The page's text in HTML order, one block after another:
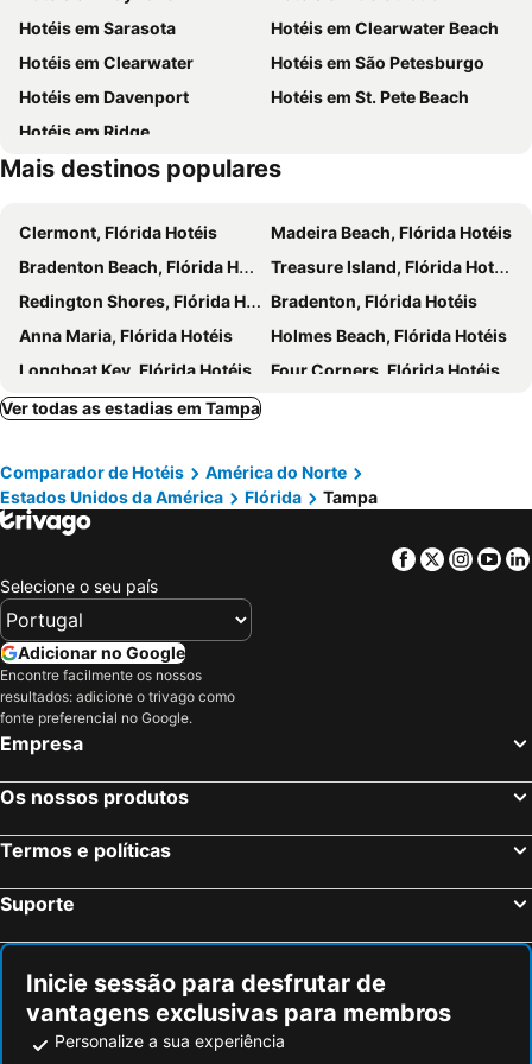
Holiday Inn Express & Suites Tampa-i-75 @ Bruce B. Downs By Ihg
Econo Lodge Airport - RJ Stadium
Sheraton Tampa Brandon Hotel
Jackson's Bistro
Gandy - Sun Bay South
Tampa Theatre
East Ybor
West Riverfront
Hunters Green - Heather Downs
Culbreath Heights
Parkland Estates
Hotéis em Sarasota
Hotéis em Clearwater Beach
Hotéis em Clearwater
Hotéis em São Petesburgo
Hotéis em Davenport
Hotéis em St. Pete Beach
Hotéis em Ridge
Mais destinos populares
Clermont, Flórida Hotéis
Madeira Beach, Flórida Hotéis
Bradenton Beach, Flórida Hotéis
Treasure Island, Flórida Hotéis
Redington Shores, Flórida Hotéis
Bradenton, Flórida Hotéis
Anna Maria, Flórida Hotéis
Holmes Beach, Flórida Hotéis
Longboat Key, Flórida Hotéis
Four Corners, Flórida Hotéis
Lutz, Flórida Hotéis
Pinellas Park, Flórida Hotéis
Plant City, Flórida Hotéis
Indian Rocks Beach, Flórida Hotéis
Redington Beach, Flórida Hotéis
New Port Richey, Flórida Hotéis
Orlando, Flórida Hotéis
Lake Buena Vista, Flórida Hotéis
Kissimmee, Flórida Hotéis
Celebration, Flórida Hotéis
Ridge, Maryland ou Marilândia Hotéis
Nova Iorque, Nova York Hotéis
Miami, Flórida Hotéis
Los Angeles, Califórnia Hotéis
Chicago, Ilinóis Hotéis
Ver todas as estadias em Tampa
Comparador de Hotéis
América do Norte
Estados Unidos da América
Flórida Tampa
Facebook
Twitter
Selecione o seu país
Adicionar no Google
Encontre facilmente os nossos
resultados: adicione o trivago como
fonte preferencial no Google.
Empresa
Os nossos produtos
Termos e políticas
Suporte
Inicie sessão para desfrutar de
vantagens exclusivas para membros
Personalize a sua experiência